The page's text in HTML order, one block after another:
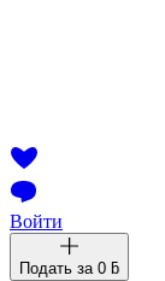
Войти
Подать за 0 ƃ